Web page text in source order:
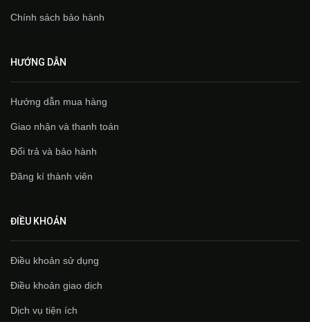
Chính sách bảo hành
HƯỚNG DẪN
Hướng dẫn mua hàng
Giao nhận và thanh toán
Đổi trả và bảo hành
Đăng kí thành viên
ĐIỀU KHOẢN
Điều khoản sử dụng
Điều khoản giao dịch
Dịch vụ tiện ích